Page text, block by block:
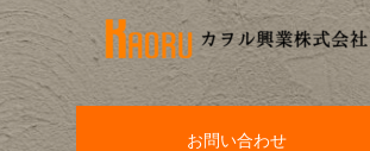
お問い合わせ